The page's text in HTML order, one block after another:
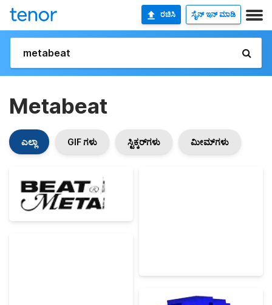
ರಚಿಸಿ ಸೈನ್ ಇನ್ ಮಾಡಿ
Metabeat
ಎಲ್ಲಾ GIF ಗಳು ಸ್ಟಿಕ್ಕರ್‌ಗಳು ಮೀಮ್‌ಗಳು